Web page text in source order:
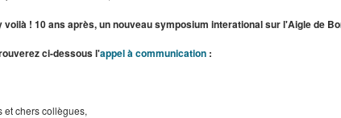
voilà ! 10 ans après, un nouveau symposium interational sur l'Aigle de
ci-dessous l'appel à communication :
et chers collègues,